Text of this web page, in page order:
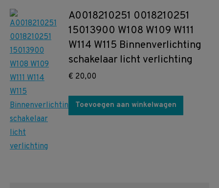
A0018210251 0018210251
15013900 W108 W109 W111
W114 W115 Binnenverlichting
schakelaar licht verlichting
€ 20,00
Toevoegen aan winkelwagen